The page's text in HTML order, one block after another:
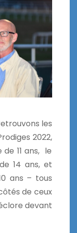
les
2022,
11 ans, le
14 ans, et
ans – tous
de ceux
devant